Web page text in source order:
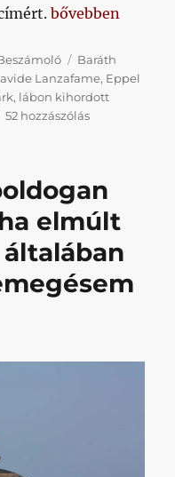
„Folytatódik a
bővebben
Címke
Baráth
Lanzafame, Eppel
, lábon kihordott
52 hozzászólásFolytatódik
újból
végén
húztunk
be
egy
elmúlt